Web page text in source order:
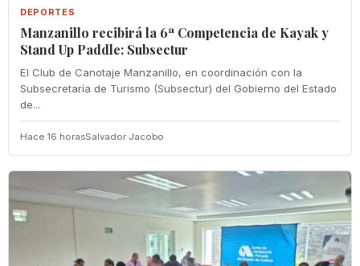
DEPORTES
Manzanillo recibirá la 6ª Competencia de Kayak y
Stand Up Paddle: Subsectur
El Club de Canotaje Manzanillo, en coordinación con la
Subsecretaría de Turismo (Subsectur) del Gobierno del Estado
de...
Hace 16 horasSalvador Jacobo